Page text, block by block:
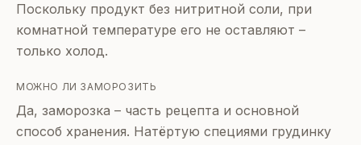
Поскольку продукт без нитритной соли, при
комнатной температуре его не оставляют –
только холод.
МОЖНО ЛИ ЗАМОРОЗИТЬ
Да, заморозка – часть рецепта и основной
способ хранения. Натёртую специями грудинку